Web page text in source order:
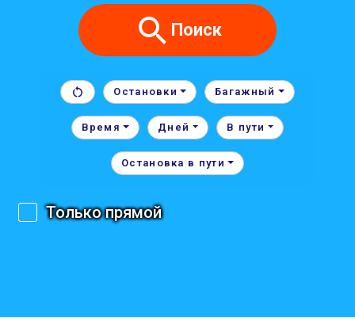
Поиск
Остановки Багажный
Время Дней В пути
Остановка в пути
Только прямой